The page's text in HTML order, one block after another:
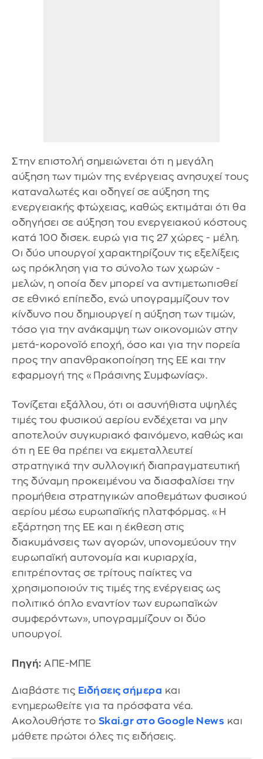
Στην επιστολή σημειώνεται ότι η μεγάλη
αύξηση των τιμών της ενέργειας ανησυχεί τους
καταναλωτές και οδηγεί σε αύξηση της
ενεργειακής φτώχειας, καθώς εκτιμάται ότι θα
οδηγήσει σε αύξηση του ενεργειακού κόστους
κατά 100 δισεκ. ευρώ για τις 27 χώρες - μέλη.
Οι δύο υπουργοί χαρακτηρίζουν τις εξελίξεις
ως πρόκληση για το σύνολο των χωρών -
μελών, η οποία δεν μπορεί να αντιμετωπισθεί
σε εθνικό επίπεδο, ενώ υπογραμμίζουν τον
κίνδυνο που δημιουργεί η αύξηση των τιμών,
τόσο για την ανάκαμψη των οικονομιών στην
μετά-κορονοϊό εποχή, όσο και για την πορεία
προς την απανθρακοποίηση της ΕΕ και την
εφαρμογή της «Πράσινης Συμφωνίας».
Τονίζεται εξάλλου, ότι οι ασυνήθιστα υψηλές
τιμές του φυσικού αερίου ενδέχεται να μην
αποτελούν συγκυριακό φαινόμενο, καθώς και
ότι η ΕΕ θα πρέπει να εκμεταλλευτεί
στρατηγικά την συλλογική διαπραγματευτική
της δύναμη προκειμένου να διασφαλίσει την
προμήθεια στρατηγικών αποθεμάτων φυσικού
αερίου μέσω ευρωπαϊκής πλατφόρμας. «Η
εξάρτηση της ΕΕ και η έκθεση στις
διακυμάνσεις των αγορών, υπονομεύουν την
ευρωπαϊκή αυτονομία και κυριαρχία,
επιτρέποντας σε τρίτους παίκτες να
χρησιμοποιούν τις τιμές της ενέργειας ως
πολιτικό όπλο εναντίον των ευρωπαϊκών
συμφερόντων», υπογραμμίζουν οι δύο
υπουργοί.
Πηγή: ΑΠΕ-ΜΠΕ
Διαβάστε τις Ειδήσεις σήμερα και
ενημερωθείτε για τα πρόσφατα νέα.
Ακολουθήστε το Skai.gr στο Google News και
μάθετε πρώτοι όλες τις ειδήσεις.